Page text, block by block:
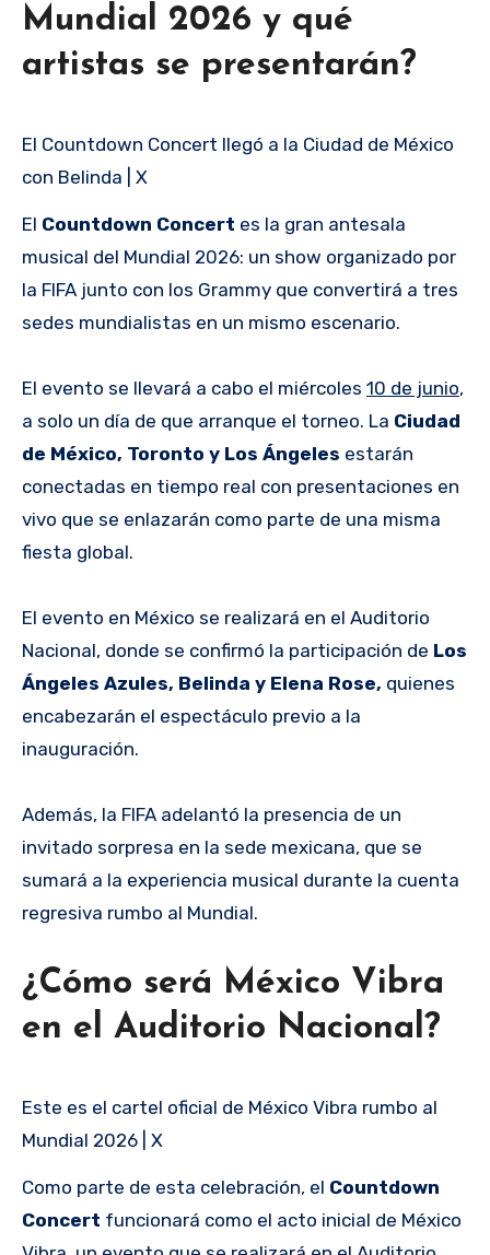
Mundial 2026 y qué
artistas se presentarán?
El Countdown Concert llegó a la Ciudad de México
con Belinda | X
El Countdown Concert es la gran antesala
musical del Mundial 2026: un show organizado por
la FIFA junto con los Grammy que convertirá a tres
sedes mundialistas en un mismo escenario.
El evento se llevará a cabo el miércoles 10 de junio,
a solo un día de que arranque el torneo. La Ciudad
de México, Toronto y Los Ángeles estarán
conectadas en tiempo real con presentaciones en
vivo que se enlazarán como parte de una misma
fiesta global.
El evento en México se realizará en el Auditorio
Nacional, donde se confirmó la participación de Los
Ángeles Azules, Belinda y Elena Rose, quienes
encabezarán el espectáculo previo a la
inauguración.
Además, la FIFA adelantó la presencia de un
invitado sorpresa en la sede mexicana, que se
sumará a la experiencia musical durante la cuenta
regresiva rumbo al Mundial.
¿Cómo será México Vibra
en el Auditorio Nacional?
Este es el cartel oficial de México Vibra rumbo al
Mundial 2026 | X
Como parte de esta celebración, el Countdown
Concert funcionará como el acto inicial de México